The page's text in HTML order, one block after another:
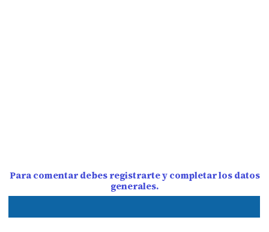
Para comentar debes registrarte y completar los datos
generales.